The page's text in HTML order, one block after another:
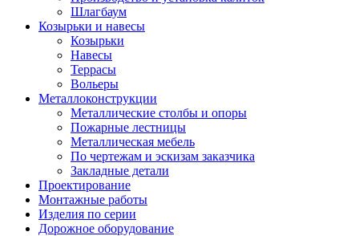
Шлагбаум
Козырьки и навесы
Козырьки
Навесы
Террасы
Вольеры
Металлоконструкции
Металлические столбы и опоры
Пожарные лестницы
Металлическая мебель
По чертежам и эскизам заказчика
Закладные детали
Проектирование
Монтажные работы
Изделия по серии
Дорожное оборудование